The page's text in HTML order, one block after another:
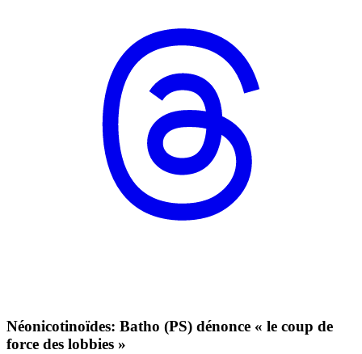
Néonicotinoïdes: Batho (PS) dénonce « le coup de
force des lobbies »